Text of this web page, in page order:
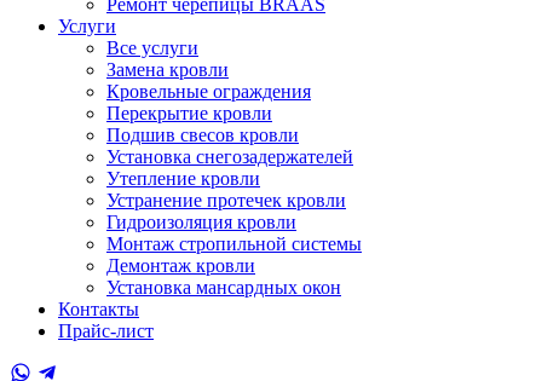
Ремонт черепицы BRAAS
Услуги
Все услуги
Замена кровли
Кровельные ограждения
Перекрытие кровли
Подшив свесов кровли
Установка снегозадержателей
Утепление кровли
Устранение протечек кровли
Гидроизоляция кровли
Монтаж стропильной системы
Демонтаж кровли
Установка мансардных окон
Контакты
Прайс-лист